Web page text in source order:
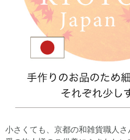
小さくても、京都の和雑貨職人